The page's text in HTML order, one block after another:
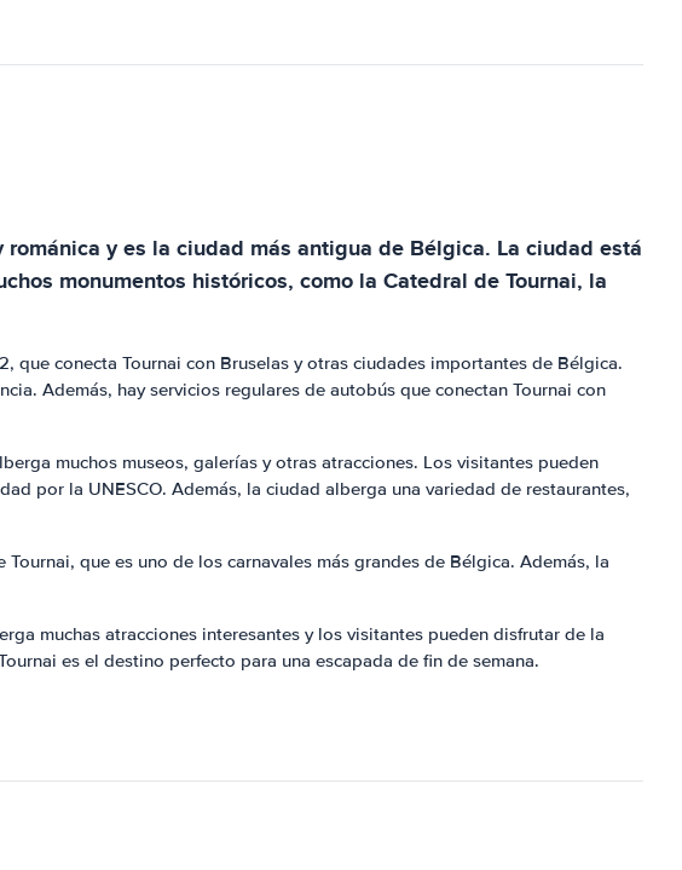
y es la ciudad más antigua de Bélgica. La ciudad está
monumentos históricos, como la Catedral de Tournai, la
que conecta Tournai con Bruselas y otras ciudades importantes de Bélgica.
Además, hay servicios regulares de autobús que conectan Tournai con
muchos museos, galerías y otras atracciones. Los visitantes pueden
por la UNESCO. Además, la ciudad alberga una variedad de restaurantes,
que es uno de los carnavales más grandes de Bélgica. Además, la
muchas atracciones interesantes y los visitantes pueden disfrutar de la
es el destino perfecto para una escapada de fin de semana.